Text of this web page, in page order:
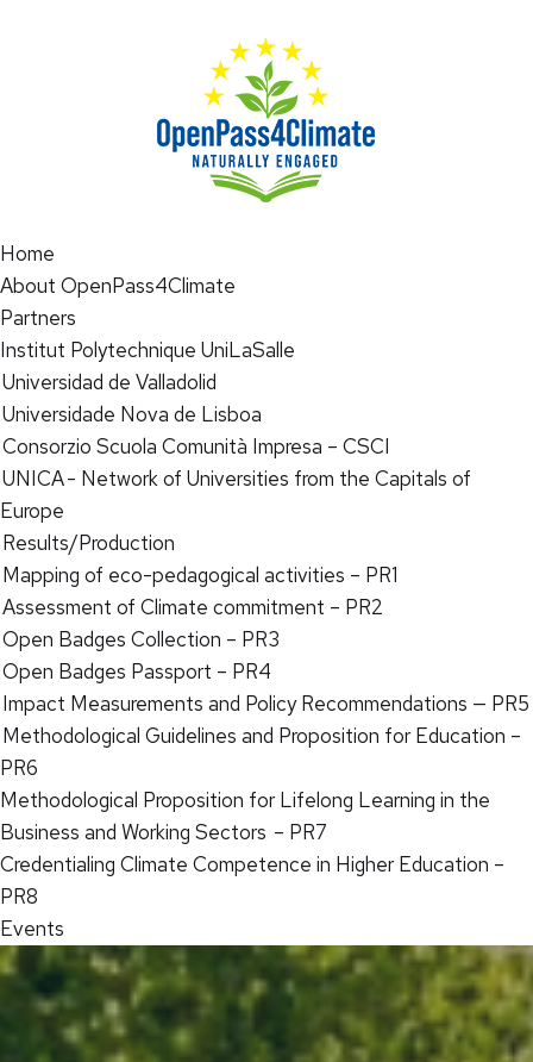
Home
About OpenPass4Climate
Partners
Institut Polytechnique UniLaSalle
Universidad de Valladolid
Universidade Nova de Lisboa
Consorzio Scuola Comunità Impresa – CSCI
UNICA - Network of Universities from the Capitals of
Europe
Results/Production
Mapping of eco-pedagogical activities – PR1
Assessment of Climate commitment – PR2
Open Badges Collection – PR3
Open Badges Passport – PR4
Impact Measurements and Policy Recommendations — PR5
Methodological Guidelines and Proposition for Education –
PR6
Methodological Proposition for Lifelong Learning in the
Business and Working Sectors – PR7
Credentialing Climate Competence in Higher Education –
PR8
Events